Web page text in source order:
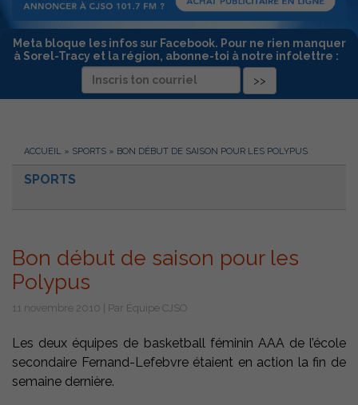
Meta bloque les infos sur Facebook. Pour ne rien manquer
à Sorel-Tracy et la région, abonne-toi à notre infolettre :
ACCUEIL » SPORTS » BON DÉBUT DE SAISON POUR LES POLYPUS
SPORTS
Bon début de saison pour les
Polypus
11 novembre 2010 | Par Équipe CJSO
Les deux équipes de basketball féminin AAA de l’école
secondaire Fernand-Lefebvre étaient en action la fin de
semaine dernière.